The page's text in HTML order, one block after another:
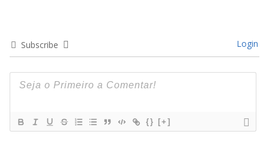
Subscribe Login
{} [+]